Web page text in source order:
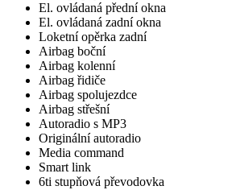
El. ovládaná přední okna
El. ovládaná zadní okna
Loketní opěrka zadní
Airbag boční
Airbag kolenní
Airbag řidiče
Airbag spolujezdce
Airbag střešní
Autoradio s MP3
Originální autoradio
Media command
Smart link
6ti stupňová převodovka